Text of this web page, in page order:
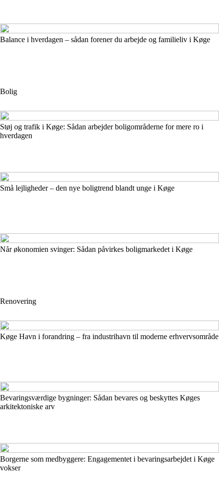
Balance i hverdagen – sådan forener du arbejde og familieliv i Køge
Bolig
Støj og trafik i Køge: Sådan arbejder boligområderne for mere ro i
hverdagen
Små lejligheder – den nye boligtrend blandt unge i Køge
Når økonomien svinger: Sådan påvirkes boligmarkedet i Køge
Renovering
Køge Havn i forandring – fra industrihavn til moderne erhvervsområde
Bevaringsværdige bygninger: Sådan bevares og beskyttes Køges
arkitektoniske arv
Borgerne som medbyggere: Engagementet i bevaringsarbejdet i Køge
vokser